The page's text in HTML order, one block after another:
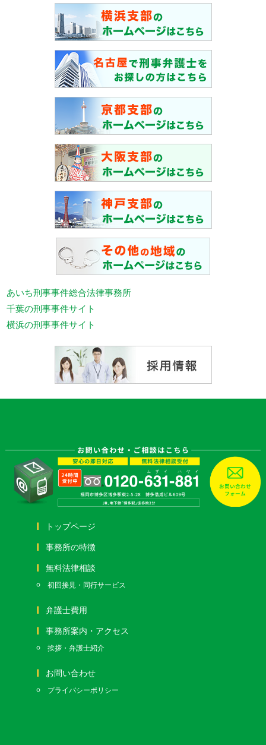
あいち刑事事件総合法律事務所
千葉の刑事事件サイト
横浜の刑事事件サイト
トップページ
事務所の特徴
無料法律相談
初回接見・同行サービス
弁護士費用
事務所案内・アクセス
挨拶・弁護士紹介
お問い合わせ
プライバシーポリシー